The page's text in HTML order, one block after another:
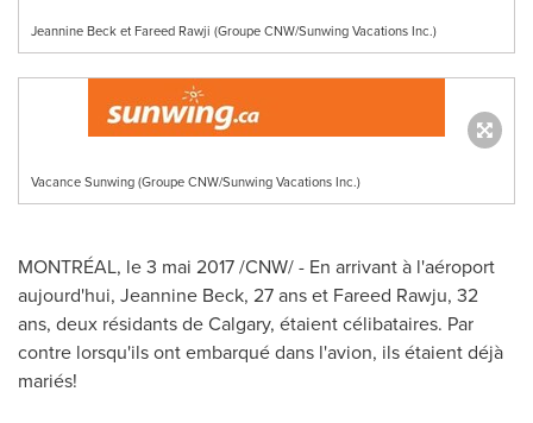
Jeannine Beck et Fareed Rawji (Groupe CNW/Sunwing Vacations Inc.)
Vacance Sunwing (Groupe CNW/Sunwing Vacations Inc.)
MONTRÉAL, le 3 mai 2017 /CNW/ - En arrivant à l'aéroport
aujourd'hui, Jeannine Beck, 27 ans et Fareed Rawju, 32
ans, deux résidants deCalgary, étaient célibataires. Par
contre lorsqu'ils ont embarqué dans l'avion, ils étaient déjà
mariés!